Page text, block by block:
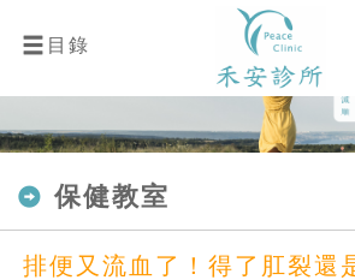
目錄
保健教室
排便又流血了！得了肛裂還